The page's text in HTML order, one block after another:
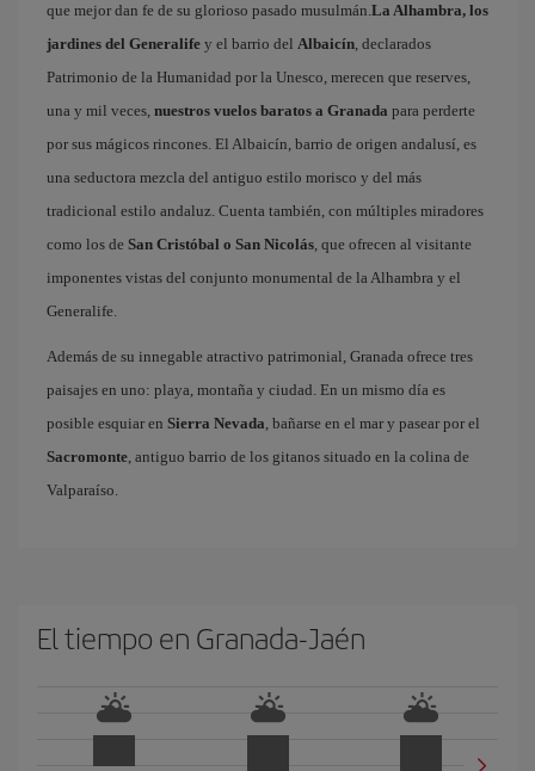
que mejor dan fe de su glorioso pasado musulmán.La Alhambra, los
jardines del Generalife y el barrio del Albaicín, declarados
Patrimonio de la Humanidad por la Unesco, merecen que reserves,
una y mil veces, nuestros vuelos baratos a Granada para perderte
por sus mágicos rincones. El Albaicín, barrio de origen andalusí, es
una seductora mezcla del antiguo estilo morisco y del más
tradicional estilo andaluz. Cuenta también, con múltiples miradores
como los de San Cristóbal o San Nicolás, que ofrecen al visitante
imponentes vistas del conjunto monumental de la Alhambra y el
Generalife.
Además de su innegable atractivo patrimonial, Granada ofrece tres
paisajes en uno: playa, montaña y ciudad. En un mismo día es
posible esquiar en Sierra Nevada, bañarse en el mar y pasear por el
Sacromonte, antiguo barrio de los gitanos situado en la colina de
Valparaíso.
El tiempo en Granada-Jaén